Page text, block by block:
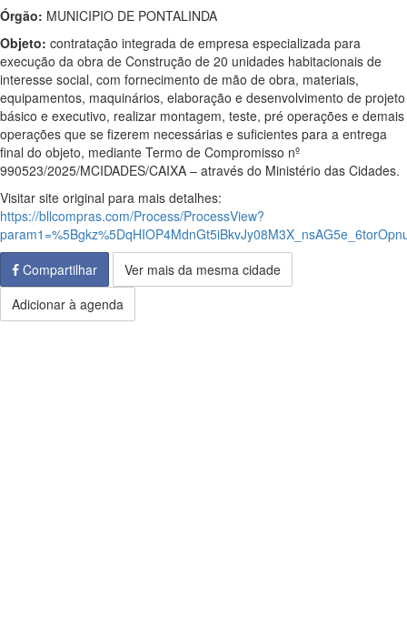
Órgão: MUNICIPIO DE PONTALINDA
Objeto: contratação integrada de empresa especializada para
execução da obra de Construção de 20 unidades habitacionais de
interesse social, com fornecimento de mão de obra, materiais,
equipamentos, maquinários, elaboração e desenvolvimento de projeto
básico e executivo, realizar montagem, teste, pré operações e demais
operações que se fizerem necessárias e suficientes para a entrega
final do objeto, mediante Termo de Compromisso nº
990523/2025/MCIDADES/CAIXA – através do Ministério das Cidades.
Visitar site original para mais detalhes:
https://bllcompras.com/Process/ProcessView?
Compartilhar
Ver mais da mesma cidade
Adicionar à agenda